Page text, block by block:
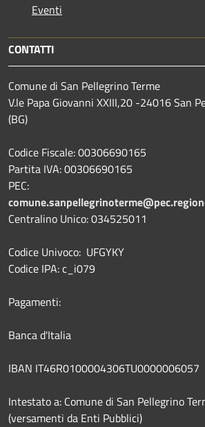
Eventi
CONTATTI
Comune di San Pellegrino Terme
V.le Papa Giovanni XXIII,20 -24016 San
(BG)
Codice Fiscale: 00306690165
Partita IVA: 00306690165
PEC:
Centralino Unico: 034525011
Codice Univoco: UFGYKY
Codice IPA: c_i079
Pagamenti:
Banca d'Italia
IBAN IT46R0100004306TU0000006057
Intestato a: Comune di San Pellegrino
(versamenti da Enti Pubblici)